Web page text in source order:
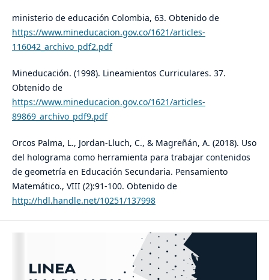
ministerio de educación Colombia, 63. Obtenido de
https://www.mineducacion.gov.co/1621/articles-
116042_archivo_pdf2.pdf
Mineducación. (1998). Lineamientos Curriculares. 37.
Obtenido de
https://www.mineducacion.gov.co/1621/articles-
89869_archivo_pdf9.pdf
Orcos Palma, L., Jordan-Lluch, C., & Magreñán, A. (2018). Uso
del holograma como herramienta para trabajar contenidos
de geometría en Educación Secundaria. Pensamiento
Matemático., VIII (2):91-100. Obtenido de
http://hdl.handle.net/10251/137998